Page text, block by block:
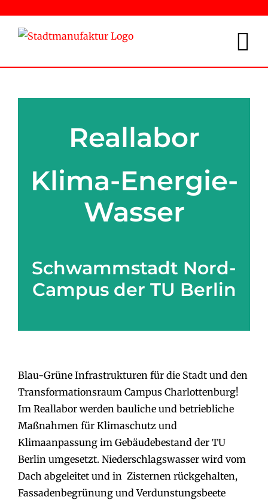
Inhalt
springen
Reallabor
Klima-Energie-
Wasser
Schwammstadt Nord-
Campus der TU Berlin
Blau-Grüne Infrastrukturen für die Stadt und den
Transformationsraum Campus Charlottenburg!
Im Reallabor werden bauliche und betriebliche
Maßnahmen für Klimaschutz und
Klimaanpassung im Gebäudebestand der TU
Berlin umgesetzt. Niederschlagswasser wird vom
Dach abgeleitet und in Zisternen rückgehalten,
Fassadenbegrünung und Verdunstungsbeete